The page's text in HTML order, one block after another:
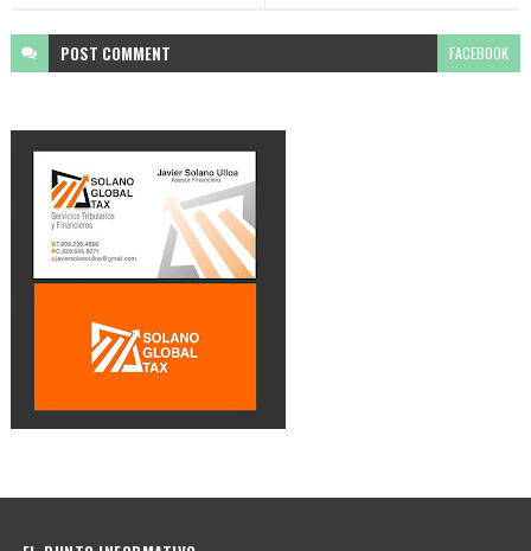
POST COMMENT FACEBOOK